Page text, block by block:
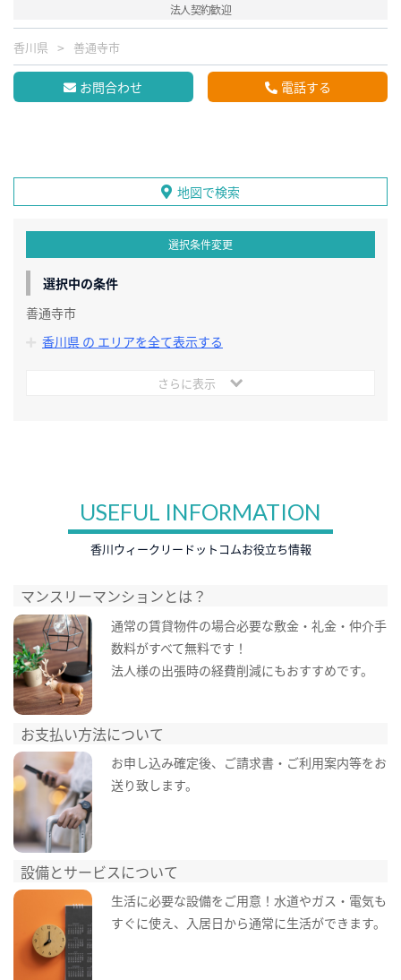
法人契約歓迎
香川県 善通寺市
お問合わせ 電話する
地図で検索
選択条件変更
選択中の条件
善通寺市
香川県 の エリアを全て表示する
さらに表示
USEFUL INFORMATION
香川ウィークリードットコムお役立ち情報
マンスリーマンションとは？
通常の賃貸物件の場合必要な敷金・礼金・仲介手
数料がすべて無料です！
法人様の出張時の経費削減にもおすすめです。
お支払い方法について
お申し込み確定後、ご請求書・ご利用案内等をお
送り致します。
設備とサービスについて
生活に必要な設備をご用意！水道やガス・電気も
すぐに使え、入居日から通常に生活ができます。